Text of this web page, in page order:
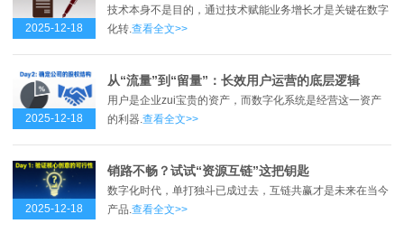
2025-12-18
技术本身不是目的，通过技术赋能业务增长才是关键在数字
化转.查看全文>>
2025-12-18
从“流量”到“留量”：长效用户运营的底层逻辑
用户是企业zui宝贵的资产，而数字化系统是经营这一资产
的利器.查看全文>>
2025-12-18
销路不畅？试试“资源互链”这把钥匙
数字化时代，单打独斗已成过去，互链共赢才是未来在当今
产品. 查看全文>>